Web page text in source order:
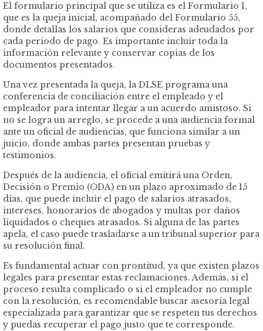
El formulario principal que se utiliza es el Formulario 1,
que es la queja inicial, acompañado del Formulario 55,
donde detallas los salarios que consideras adeudados por
cada periodo de pago. Es importante incluir toda la
información relevante y conservar copias de los
documentos presentados.
Una vez presentada la queja, la DLSE programa una
conferencia de conciliación entre el empleado y el
empleador para intentar llegar a un acuerdo amistoso. Si
no se logra un arreglo, se procede a una audiencia formal
ante un oficial de audiencias, que funciona similar a un
juicio, donde ambas partes presentan pruebas y
testimonios.
Después de la audiencia, el oficial emitirá una Orden,
Decisión o Premio (ODA) en un plazo aproximado de 15
días, que puede incluir el pago de salarios atrasados,
intereses, honorarios de abogados y multas por daños
liquidados o cheques atrasados. Si alguna de las partes
apela, el caso puede trasladarse a un tribunal superior para
su resolución final.
Es fundamental actuar con prontitud, ya que existen plazos
legales para presentar estas reclamaciones. Además, si el
proceso resulta complicado o si el empleador no cumple
con la resolución, es recomendable buscar asesoría legal
especializada para garantizar que se respeten tus derechos
y puedas recuperar el pago justo que te corresponde.